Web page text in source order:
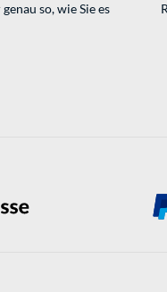
so, wie Sie es